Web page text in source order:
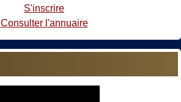
S'inscrire
Consulter l'annuaire